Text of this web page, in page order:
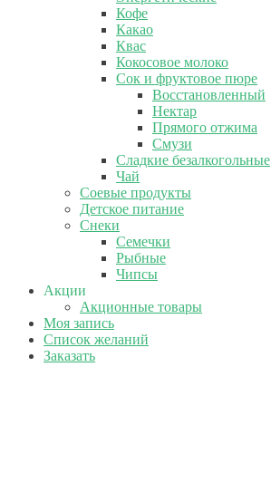
Кофе
Какао
Квас
Кокосовое молоко
Сок и фруктовое пюре
Восстановленный
Нектар
Прямого отжима
Смузи
Сладкие безалкогольные
Чай
Соевые продукты
Детское питание
Снеки
Семечки
Рыбные
Чипсы
Акции
Акционные товары
Моя запись
Список желаний
Заказать